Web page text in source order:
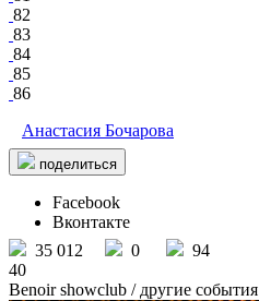
82
83
84
85
86
Анастасия Бочарова
поделиться
Facebook
Вконтакте
35 012
0
94
40
Benoir showclub / другие события